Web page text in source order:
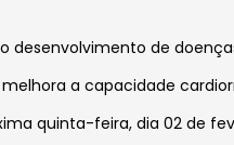
desenvolvimento de
a capacidade
quinta-feira, dia 02 de